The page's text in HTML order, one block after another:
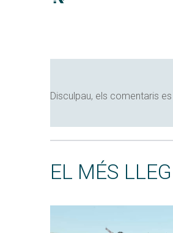
Disculpau, els comentaris
EL MÉS